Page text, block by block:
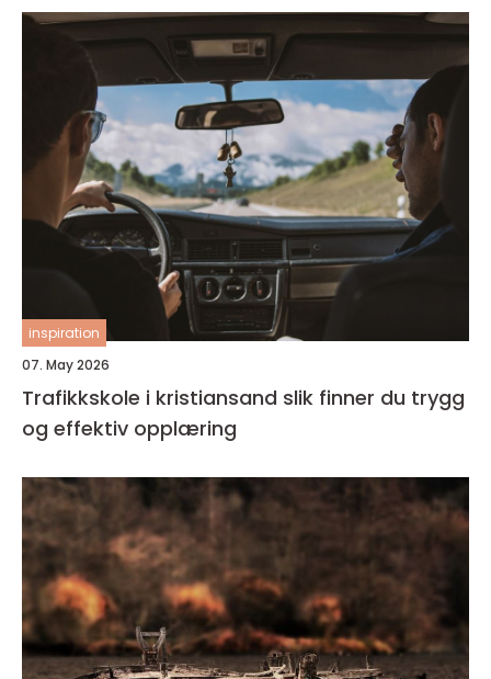
inspiration
07. May 2026
Trafikkskole i kristiansand slik finner du trygg
og effektiv opplæring